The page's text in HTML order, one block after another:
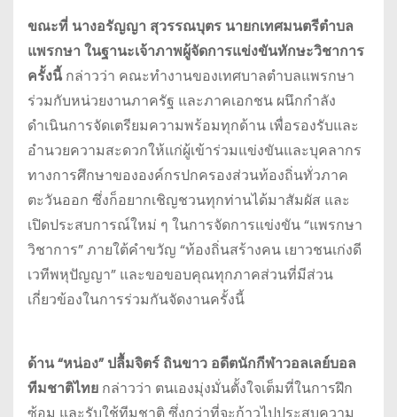
ขณะที่ นางอรัญญา สุวรรณบุตร นายกเทศมนตรีตำบล
แพรกษา ในฐานะเจ้าภาพผู้จัดการแข่งขันทักษะวิชาการ
ครั้งนี้กล่าวว่า คณะทำงานของเทศบาลตำบลแพรกษา
ร่วมกับหน่วยงานภาครัฐ และภาคเอกชน ผนึกกำลัง
ดำเนินการจัดเตรียมความพร้อมทุกด้าน เพื่อรองรับและ
อำนวยความสะดวกให้แก่ผู้เข้าร่วมแข่งขันและบุคลากร
ทางการศึกษาขององค์กรปกครองส่วนท้องถิ่นทั่วภาค
ตะวันออก ซึ่งก็อยากเชิญชวนทุกท่านได้มาสัมผัส และ
เปิดประสบการณ์ใหม่ ๆ ในการจัดการแข่งขัน “แพรกษา
วิชาการ” ภายใต้คำขวัญ “ท้องถิ่นสร้างคน เยาวชนเก่งดี
เวทีพหุปัญญา” และขอขอบคุณทุกภาคส่วนที่มีส่วน
เกี่ยวข้องในการร่วมกันจัดงานครั้งนี้
ด้าน “หน่อง” ปลื้มจิตร์ ถินขาว อดีตนักกีฬาวอลเลย์บอล
ทีมชาติไทย กล่าวว่า ตนเองมุ่งมั่นตั้งใจเต็มที่ในการฝึก